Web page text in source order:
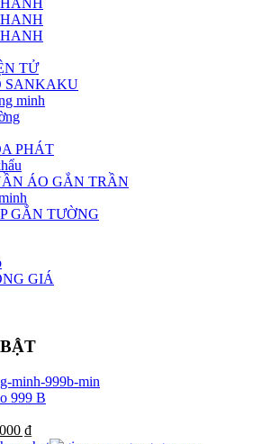
TỬ
SANKAKU
minh
PHÁT
ÁO GẮN TRẦN
GẮN TƯỜNG
GIÁ
999 B
₫